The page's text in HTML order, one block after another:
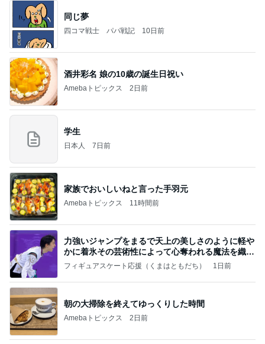
同じ夢
四コマ戦士 パパ戦記 10日前
酒井彩名 娘の10歳の誕生日祝い
Amebaトピックス 2日前
学生
日本人 7日前
家族でおいしいねと言った手羽元
Amebaトピックス 11時間前
力強いジャンプをまるで天上の美しさのように軽や
かに着氷その芸術性によって心奪われる魔法を織り
なす
フィギュアスケート応援（くまはともだち） 1日前
朝の大掃除を終えてゆっくりした時間
Amebaトピックス 2日前